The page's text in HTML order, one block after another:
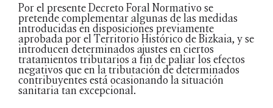
Por el presente Decreto Foral Normativo se
pretende complementar algunas de las medidas
introducidas en disposiciones previamente
aprobada por el Territorio Histórico de Bizkaia, y se
introducen determinados ajustes en ciertos
tratamientos tributarios a fin de paliar los efectos
negativos que en la tributación de determinados
contribuyentes está ocasionando la situación
sanitaria tan excepcional.